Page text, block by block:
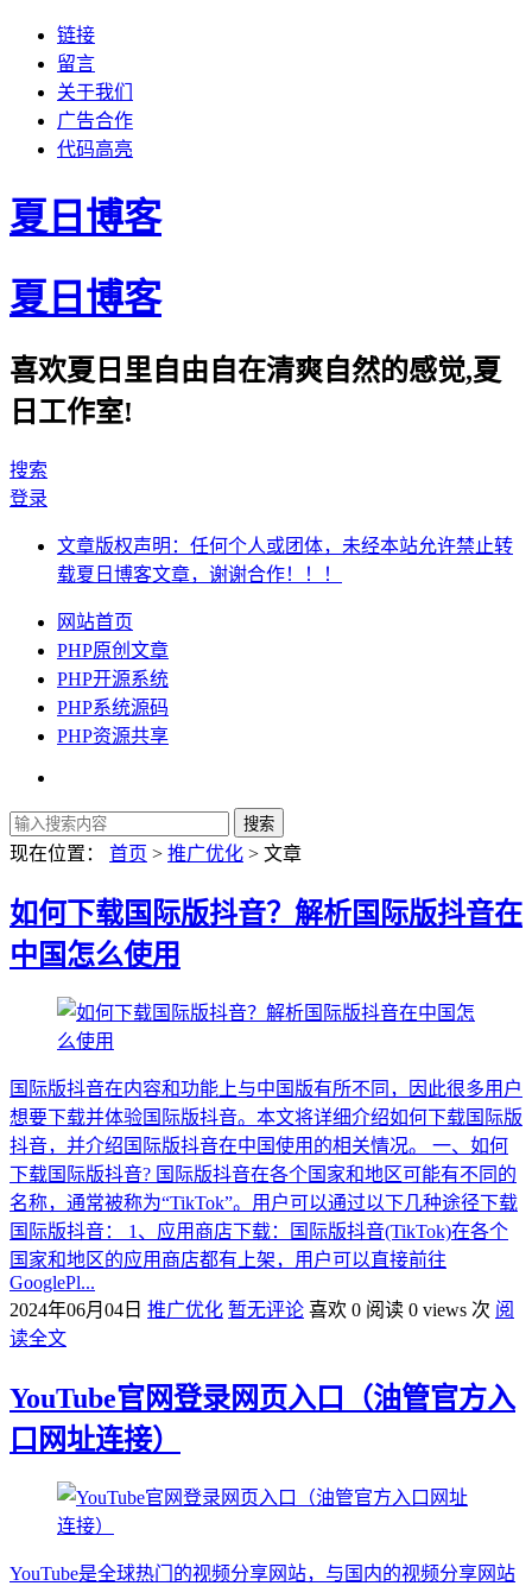
链接
留言
关于我们
广告合作
代码高亮
夏日博客
夏日博客
喜欢夏日里自由自在清爽自然的感觉,夏
日工作室!
搜索
登录
文章版权声明：任何个人或团体，未经本站允许禁止转
载夏日博客文章，谢谢合作！！！
网站首页
PHP原创文章
PHP开源系统
PHP系统源码
PHP资源共享
现在位置： 首页 > 推广优化 > 文章
如何下载国际版抖音？解析国际版抖音在
中国怎么使用
国际版抖音在内容和功能上与中国版有所不同，因此很多用户
想要下载并体验国际版抖音。本文将详细介绍如何下载国际版
抖音，并介绍国际版抖音在中国使用的相关情况。 一、如何
下载国际版抖音? 国际版抖音在各个国家和地区可能有不同的
名称，通常被称为“TikTok”。用户可以通过以下几种途径下载
国际版抖音： 1、应用商店下载：国际版抖音(TikTok)在各个
国家和地区的应用商店都有上架，用户可以直接前往
GooglePl...
2024年06月04日 推广优化 暂无评论 喜欢 0 阅读 0 views 次 阅
读全文
YouTube官网登录网页入口（油管官方入
口网址连接）
YouTube是全球热门的视频分享网站，与国内的视频分享网站